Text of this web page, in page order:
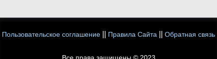
Пользовательское соглашение Правила Сайта Обратная связь